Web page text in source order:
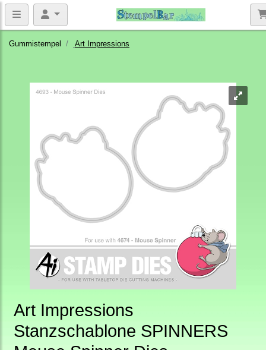
Gummistempel Art Impressions
Art Impressions
Stanzschablone SPINNERS